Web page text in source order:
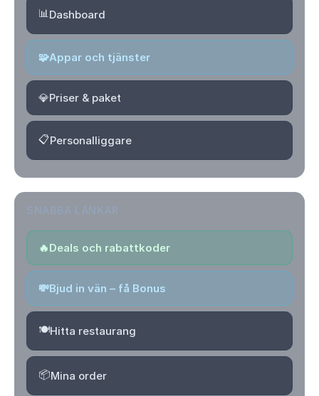
📊Dashboard
🧩Appar och tjänster
💎Priser & paket
📋Personalliggare
🔥Deals och rabattkoder
💸Bjud in vän – få Bonus
🍽️Hitta restaurang
📦Mina order